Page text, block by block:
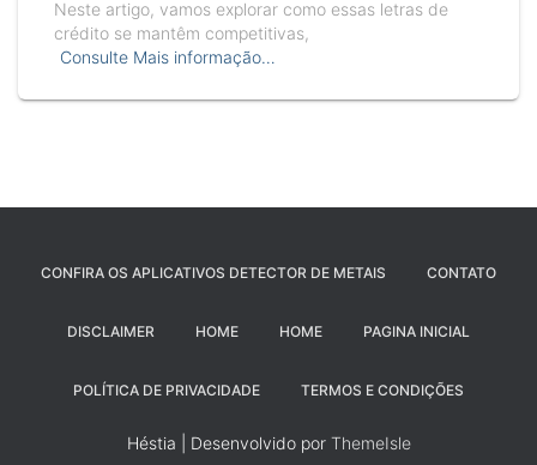
Neste artigo, vamos explorar como essas letras de
crédito se mantêm competitivas,
Consulte Mais informação…
CONFIRA OS APLICATIVOS DETECTOR DE METAIS CONTATO
DISCLAIMER HOME HOME PAGINA INICIAL
POLÍTICA DE PRIVACIDADE TERMOS E CONDIÇÕES
Héstia | Desenvolvido por ThemeIsle